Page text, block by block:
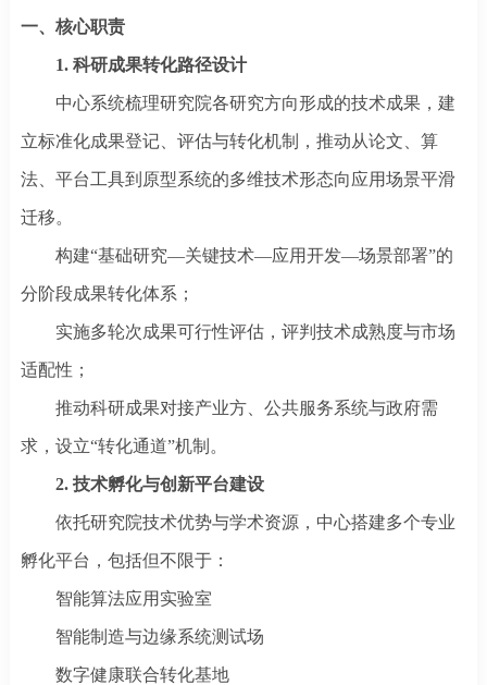
一、核心职责
1. 科研成果转化路径设计
中心系统梳理研究院各研究方向形成的技术成果，建
立标准化成果登记、评估与转化机制，推动从论文、算
法、平台工具到原型系统的多维技术形态向应用场景平滑
迁移。
构建“基础研究—关键技术—应用开发—场景部署”的
分阶段成果转化体系；
实施多轮次成果可行性评估，评判技术成熟度与市场
适配性；
推动科研成果对接产业方、公共服务系统与政府需
求，设立“转化通道”机制。
2. 技术孵化与创新平台建设
依托研究院技术优势与学术资源，中心搭建多个专业
孵化平台，包括但不限于：
智能算法应用实验室
智能制造与边缘系统测试场
数字健康联合转化基地